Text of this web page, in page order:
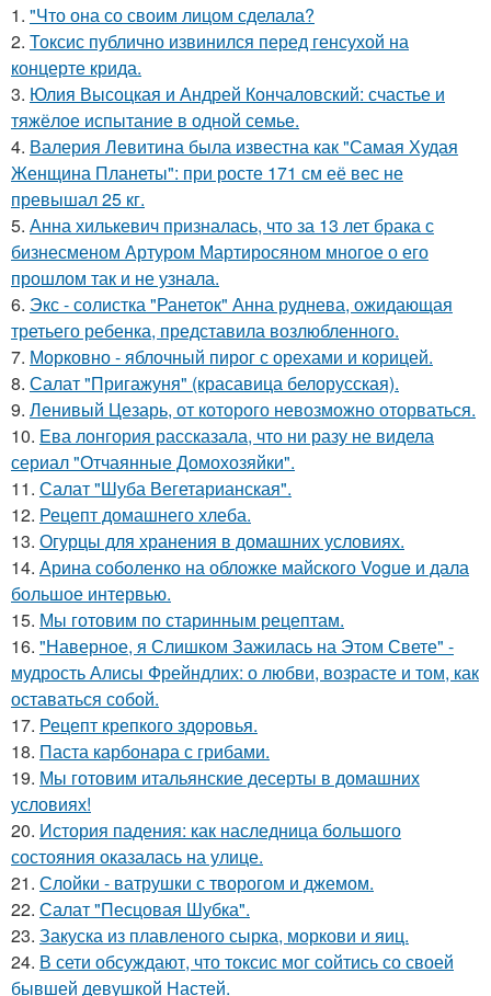
1. "Что она со своим лицом сделала?
2. Токсис публично извинился перед генсухой на
концерте крида.
3. Юлия Высоцкая и Андрей Кончаловский: счастье и
тяжёлое испытание в одной семье.
4. Валерия Левитина была известна как "Самая Худая
Женщина Планеты": при росте 171 см её вес не
превышал 25 кг.
5. Анна хилькевич призналась, что за 13 лет брака с
бизнесменом Артуром Мартиросяном многое о его
прошлом так и не узнала.
6. Экс - солистка "Ранеток" Анна руднева, ожидающая
третьего ребенка, представила возлюбленного.
7. Морковно - яблочный пирог с орехами и корицей.
8. Салат "Пригажуня" (красавица белорусская).
9. Ленивый Цезарь, от которого невозможно оторваться.
10. Ева лонгория рассказала, что ни разу не видела
сериал "Отчаянные Домохозяйки".
11. Салат "Шуба Вегетарианская".
12. Рецепт домашнего хлеба.
13. Огурцы для хранения в домашних условиях.
14. Арина соболенко на обложке майского Vogue и дала
большое интервью.
15. Мы готовим по старинным рецептам.
16. "Наверное, я Слишком Зажилась на Этом Свете" -
мудрость Алисы Фрейндлих: о любви, возрасте и том, как
оставаться собой.
17. Рецепт крепкого здоровья.
18. Паста карбонара с грибами.
19. Мы готовим итальянские десерты в домашних
условиях!
20. История падения: как наследница большого
состояния оказалась на улице.
21. Слойки - ватрушки с творогом и джемом.
22. Салат "Песцовая Шубка".
23. Закуска из плавленого сырка, моркови и яиц.
24. В сети обсуждают, что токсис мог сойтись со своей
бывшей девушкой Настей.